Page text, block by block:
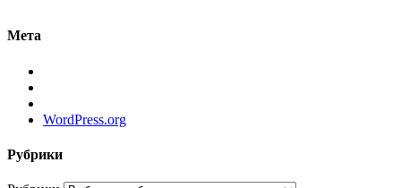
Мета
WordPress.org
Рубрики